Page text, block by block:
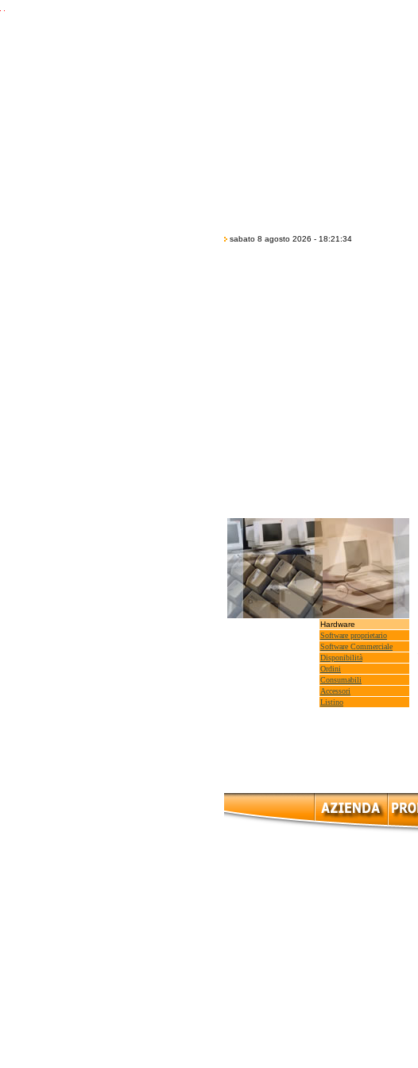
sabato 8 agosto 2026 - 18:21:34
Hardware
Software proprietario
Software Commerciale
Disponibilità
Ordini
Consumabili
Accessori
Listino